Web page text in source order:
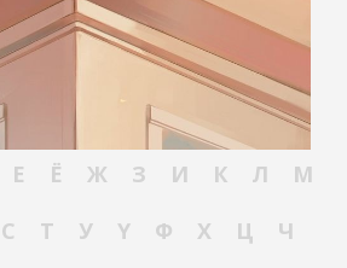
Е Ё Ж З И К Л
М
С Т У Ү Ф Х Ц
Ч